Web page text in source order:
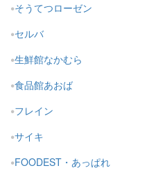
そうてつローゼン
セルバ
生鮮館なかむら
食品館あおば
フレイン
サイキ
FOODEST・あっぱれ